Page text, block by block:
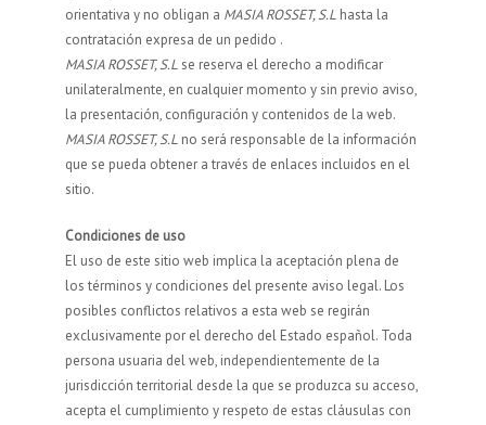
orientativa y no obligan a MASIA ROSSET, S.L hasta la
contratación expresa de un pedido .
MASIA ROSSET, S.Lse reserva el derecho a modificar
unilateralmente, en cualquier momento y sin previo aviso,
la presentación, configuración y contenidos de la web.
MASIA ROSSET, S.L no será responsable de la información
que se pueda obtener a través de enlaces incluidos en el
sitio.
Condiciones de uso
El uso de este sitio web implica la aceptación plena de
los términos y condiciones del presente aviso legal. Los
posibles conflictos relativos a esta web se regirán
exclusivamente por el derecho del Estado español. Toda
persona usuaria del web, independientemente de la
jurisdicción territorial desde la que se produzca su acceso,
acepta el cumplimiento y respeto de estas cláusulas con